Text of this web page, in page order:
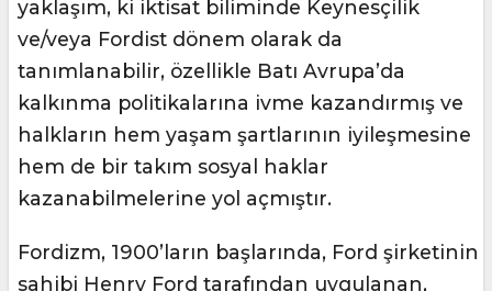
yaklaşım, ki iktisat biliminde Keynesçilik
ve/veya Fordist dönem olarak da
tanımlanabilir, özellikle Batı Avrupa’da
kalkınma politikalarına ivme kazandırmış ve
halkların hem yaşam şartlarının iyileşmesine
hem de bir takım sosyal haklar
kazanabilmelerine yol açmıştır.
Fordizm, 1900’ların başlarında, Ford şirketinin
sahibi Henry Ford tarafından uygulanan,